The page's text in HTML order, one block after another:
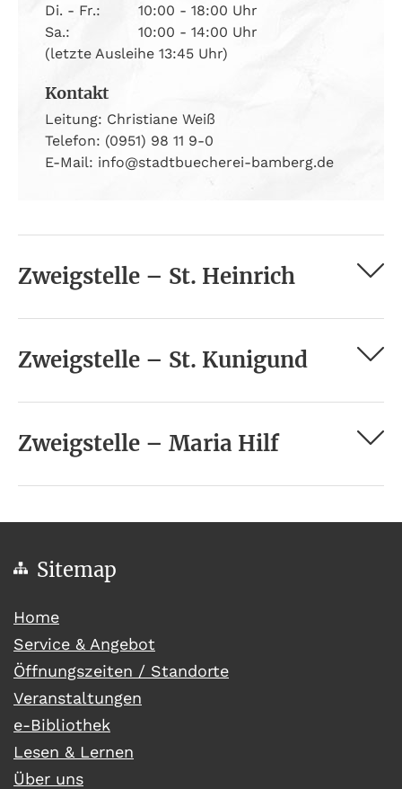
Di. - Fr.:
10:00 - 18:00 Uhr
Sa.:
10:00 - 14:00 Uhr
(letzte Ausleihe 13:45 Uhr)
Kontakt
Leitung: Christiane Weiß
Telefon: (0951) 98 11 9-0
E-Mail: info@stadtbuecherei-bamberg.de
Zweigstelle – St. Heinrich
Zweigstelle – St. Kunigund
Zweigstelle – Maria Hilf
Sitemap
Home(current)
Service & Angebot
Öffnungszeiten / Standorte
Veranstaltungen
e-Bibliothek
Lesen & Lernen
Über uns